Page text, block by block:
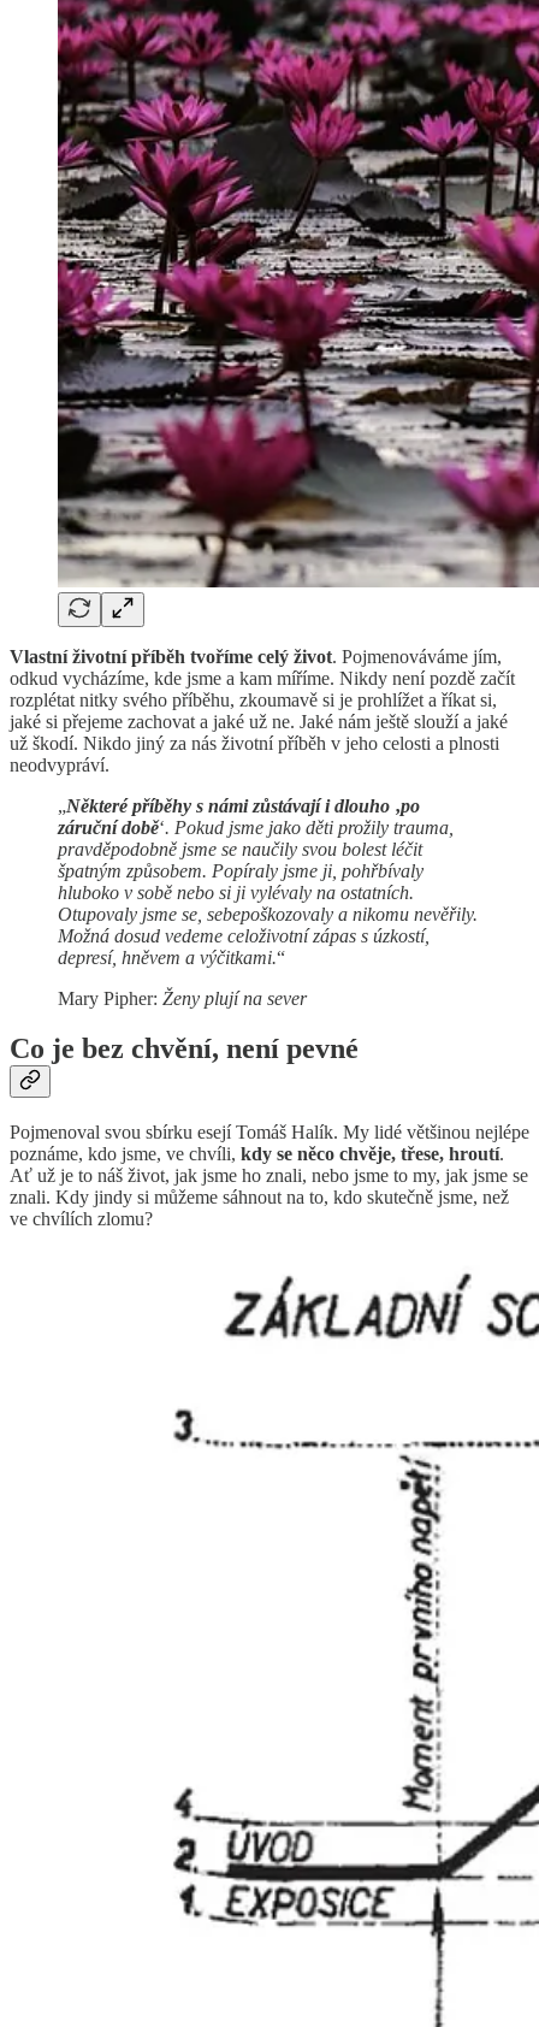
Vlastní životní příběh tvoříme celý život. Pojmenováváme jím,
odkud vycházíme, kde jsme a kam míříme. Nikdy není pozdě začít
rozplétat nitky svého příběhu, zkoumavě si je prohlížet a říkat si,
jaké si přejeme zachovat a jaké už ne. Jaké nám ještě slouží a jaké
už škodí. Nikdo jiný za nás životní příběh v jeho celosti a plnosti
neodvypráví.
„Některé příběhy s námi zůstávají i dlouho ‚po
záruční době‘. Pokud jsme jako děti prožily trauma,
pravděpodobně jsme se naučily svou bolest léčit
špatným způsobem. Popíraly jsme ji, pohřbívaly
hluboko v sobě nebo si ji vylévaly na ostatních.
Otupovaly jsme se, sebepoškozovaly a nikomu nevěřily.
Možná dosud vedeme celoživotní zápas s úzkostí,
depresí, hněvem a výčitkami.“
Mary Pipher: Ženy plují na sever
Co je bez chvění, není pevné
Pojmenoval svou sbírku esejí Tomáš Halík. My lidé většinou nejlépe
poznáme, kdo jsme, ve chvíli, kdy se něco chvěje, třese, hroutí.
Ať už je to náš život, jak jsme ho znali, nebo jsme to my, jak jsme se
znali. Kdy jindy si můžeme sáhnout na to, kdo skutečně jsme, než
ve chvílích zlomu?